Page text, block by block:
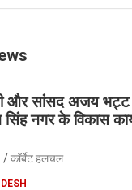
और सांसद अजय भट्ट
नगर के विकास
कॉर्बेट हलचल
DESH